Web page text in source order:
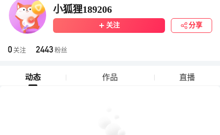
小狐狸189206
关注 分享
0 关注 2443 粉丝
动态 作品 直播